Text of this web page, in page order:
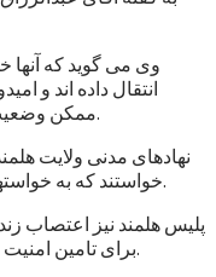
وی می گوید که آنها
انتقال داده اند و
ممکن وضعیت بهداشتی شماری از زندانیان خراب شود.
نهادهای مدنی ولایت
خواستند که به خواستهای مشروع زندانیان پاسخ مثبت داده شود.
پلیس هلمند نیز اعتصاب
برای تامین امنیت این زندان، شمار بیشتری نیرو فرستاده اند.